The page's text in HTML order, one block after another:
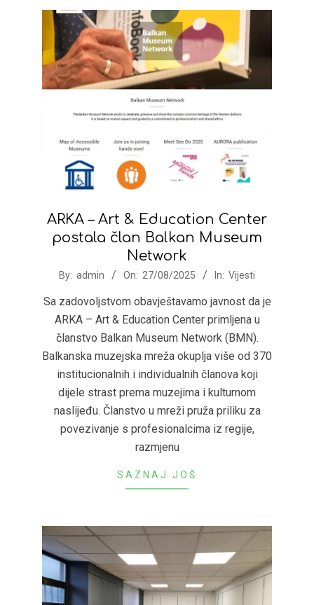
ARKA – Art & Education Center
postala član Balkan Museum
Network
2025-
By: admin On: 27/08/2025 In: Vijesti
Sa zadovoljstvom obavještavamo javnost da je
ARKA – Art & Education Center primljena u
članstvo Balkan Museum Network (BMN).
Balkanska muzejska mreža okuplja više od 370
institucionalnih i individualnih članova koji
dijele strast prema muzejima i kulturnom
naslijeđu. Članstvo u mreži pruža priliku za
povezivanje s profesionalcima iz regije,
razmjenu
SAZNAJ JOŠ